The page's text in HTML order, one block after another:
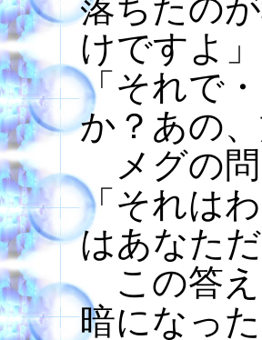
落ちたの
けですよ」
「それで
か？あの
メグの問
「それは
はあなた
この答え
暗になっ